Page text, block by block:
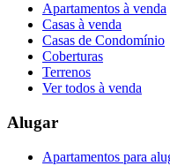
Apartamentos à venda
Casas à venda
Casas de Condomínio
Coberturas
Terrenos
Ver todos à venda
Alugar
Apartamentos para